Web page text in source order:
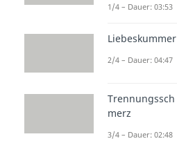
Augenhöhe /
Hierarchie
Desinteresse
1/4 – Dauer: 03:53
Liebeskummer
2/4 – Dauer: 04:47
Trennungssch
merz
3/4 – Dauer: 02:48